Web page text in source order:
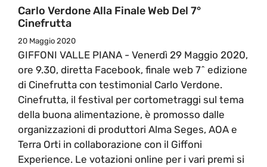
Carlo Verdone Alla Finale Web Del 7°
Cinefrutta
20 Maggio 2020
GIFFONI VALLE PIANA - Venerdì 29 Maggio 2020,
ore 9.30, diretta Facebook, finale web 7^ edizione
di Cinefrutta con testimonial Carlo Verdone.
Cinefrutta, il festival per cortometraggi sul tema
della buona alimentazione, è promosso dalle
organizzazioni di produttori Alma Seges, AOA e
Terra Orti in collaborazione con il Giffoni
Experience. Le votazioni online per i vari premi si